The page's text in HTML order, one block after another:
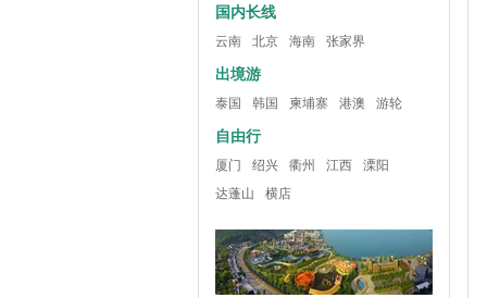
国内长线
云南 北京 海南 张家界
出境游
泰国 韩国 柬埔寨 港澳 游轮
自由行
厦门 绍兴 衢州 江西
溧阳
达蓬山
横店